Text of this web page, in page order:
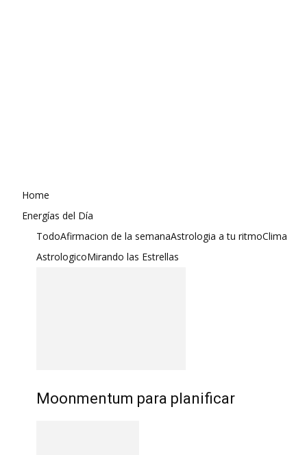
Home
Energías del Día
TodoAfirmacion de la semanaAstrologia a tu ritmoClima
AstrologicoMirando las Estrellas
Moonmentum para planificar